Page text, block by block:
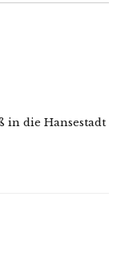
in die Hansestadt